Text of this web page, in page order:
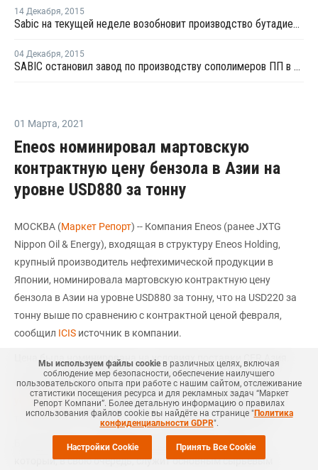
14 Декабря, 2015
Sabic на текущей неделе возобновит производство бутадиена в Великобритании
04 Декабря, 2015
SABIC остановил завод по производству сополимеров ПП в Нидерландах
01 Марта, 2021
Eneos номинировал мартовскую
контрактную цену бензола в Азии на
уровне USD880 за тонну
МОСКВА (Маркет Репорт) -- Компания Eneos (ранее JXTG
Nippon Oil & Energy), входящая в структуру Eneos Holding,
крупный производитель нефтехимической продукции в
Японии, номинировала мартовскую контрактную цену
бензола в Азии на уровне USD880 за тонну, что на USD220 за
тонну выше по сравнению с контрактной ценой февраля,
сообщил ICIS источник в компании.
Цена была номинирована на условиях поставки CFR Азия.
Февральская же контрактная цена бензола в Азии была
установленана уровне USD660 за тонну, что на USD25 за
тонну выше по сравнению с контрактной ценой января.
Бензол является сырьем для производства стирола,
который, в свою очередь, служит основным сырьевым
Мы используем файлы cookieв различных целях, включая
соблюдение мер безопасности, обеспечение наилучшего
пользовательского опыта при работе с нашим сайтом, отслеживание
статистики посещения ресурса и для рекламных задач “Маркет
Репорт Компани”. Более детальную информацию о правилах
использования файлов cookie вы найдёте на странице "Политика
конфиденциальности GDPR".
Настройки Cookie Принять Все Cookie